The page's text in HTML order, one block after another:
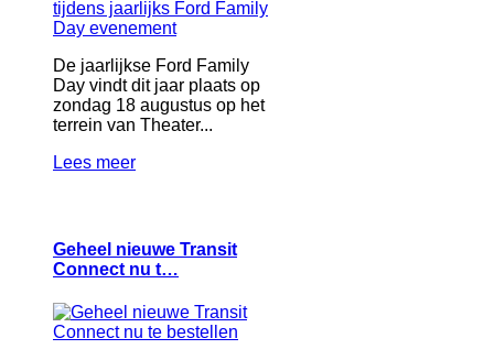
De jaarlijkse Ford Family
Day vindt dit jaar plaats op
zondag 18 augustus op het
terrein van Theater...
Lees meer
Geheel nieuwe Transit
Connect nu t…